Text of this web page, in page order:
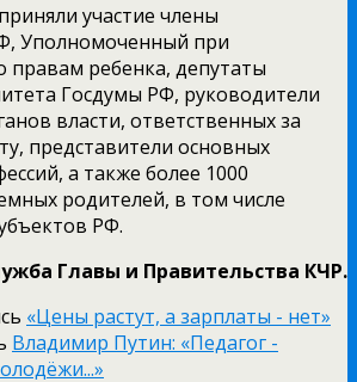
участие члены
Уполномоченный при
правам ребенка, депутаты
Госдумы РФ, руководители
власти, ответственных за
представители основных
а также более 1000
родителей, в том числе
РФ.
Главы и Правительства КЧР.
«Цены растут, а зарплаты - нет»
Владимир Путин: «Педагог -